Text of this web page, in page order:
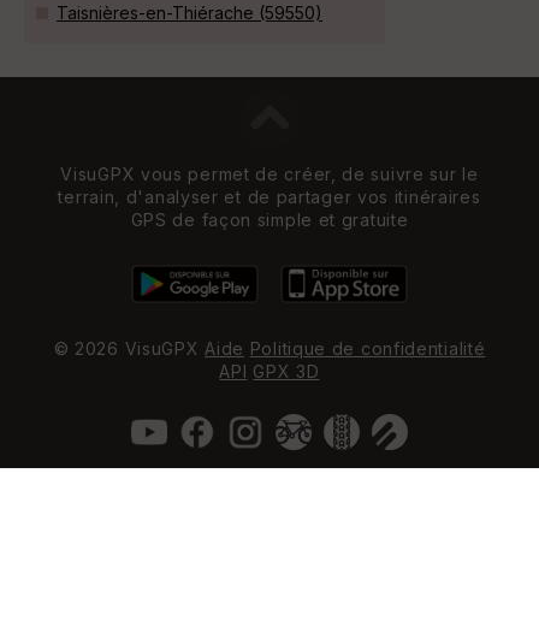
Taisnières-en-Thiérache (59550)
VisuGPX vous permet de créer, de suivre sur le
terrain, d'analyser et de partager vos itinéraires
GPS de façon simple et gratuite
© 2026 VisuGPX Aide Politique de confidentialité
API GPX 3D